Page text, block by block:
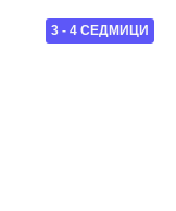
3 - 4 СЕДМИЦИ